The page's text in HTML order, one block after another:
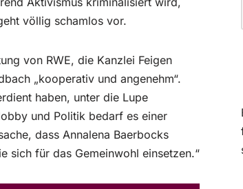
völlig schamlos vor.
von RWE, die Kanzlei Feigen
„kooperativ und angenehm“.
haben, unter die Lupe
und Politik bedarf es einer
dass Annalena Baerbocks
sich für das Gemeinwohl einsetzen.“